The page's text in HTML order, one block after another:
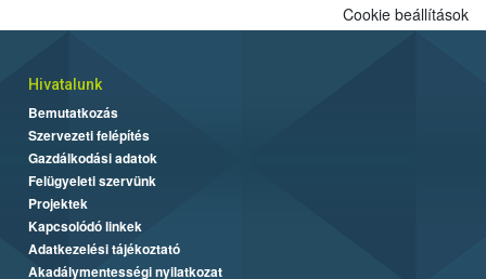
Cookie beállítások
Hivatalunk
Bemutatkozás
Szervezeti felépítés
Gazdálkodási adatok
Felügyeleti szervünk
Projektek
Kapcsolódó linkek
Adatkezelési tájékoztató
Akadálymentességi nyilatkozat